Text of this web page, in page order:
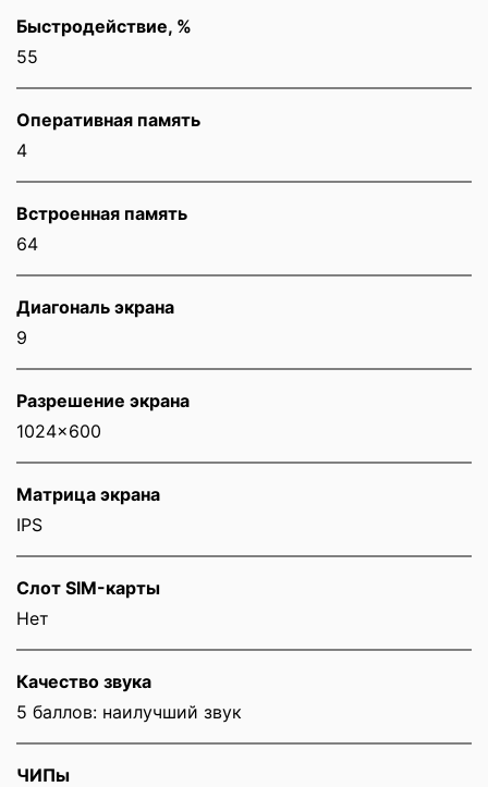
Быстродействие, %
55
Оперативная память
4
Встроенная память
64
Диагональ экрана
9
Разрешение экрана
1024x600
Матрица экрана
IPS
Слот SIM-карты
Нет
Качество звука
5 баллов: наилучший звук
ЧИПы